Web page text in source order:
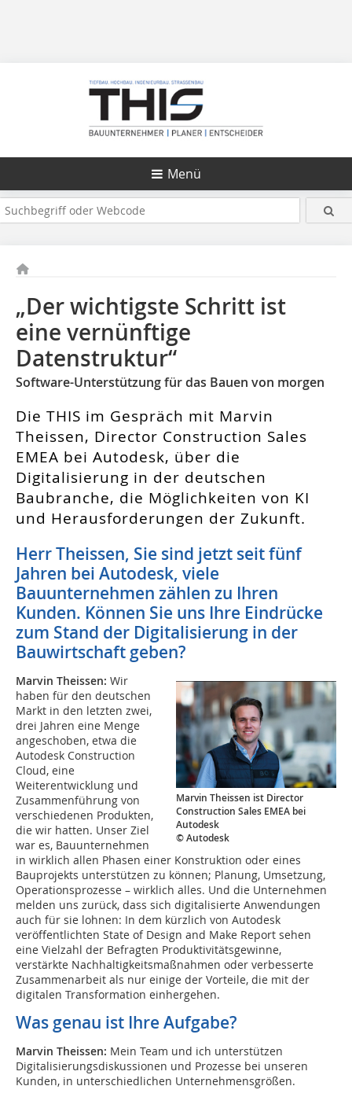
Menü
„Der wichtigste Schritt ist
eine vernünftige
Datenstruktur“
Software-Unterstützung für das Bauen von morgen
Die THIS im Gespräch mit Marvin
Theissen, Director Construction Sales
EMEA bei Autodesk, über die
Digitalisierung in der deutschen
Baubranche, die Möglichkeiten von KI
und Herausforderungen der Zukunft.
Herr Theissen, Sie sind jetzt seit fünf
Jahren bei Autodesk, viele
Bauunternehmen zählen zu Ihren
Kunden. Können Sie uns Ihre Eindrücke
zum Stand der Digitalisierung in der
Bauwirtschaft geben?
Marvin Theissen ist Director
Construction Sales EMEA bei
Autodesk
© Autodesk
Marvin Theissen: Wir
haben für den deutschen
Markt in den letzten zwei,
drei Jahren eine Menge
angeschoben, etwa die
Autodesk Construction
Cloud, eine
Weiterentwicklung und
Zusammenführung von
verschiedenen Produkten,
die wir hatten. Unser Ziel
war es, Bauunternehmen
in wirklich allen Phasen einer Konstruktion oder eines
Bauprojekts unterstützen zu können; Planung, Umsetzung,
Operationsprozesse – wirklich alles. Und die Unternehmen
melden uns zurück, dass sich digitalisierte Anwendungen
auch für sie lohnen: In dem kürzlich von Autodesk
veröffentlichten State of Design and Make Report sehen
eine Vielzahl der Befragten Produktivitätsgewinne,
verstärkte Nachhaltigkeitsmaßnahmen oder verbesserte
Zusammenarbeit als nur einige der Vorteile, die mit der
digitalen Transformation einhergehen.
Was genau ist Ihre Aufgabe?
Marvin Theissen: Mein Team und ich unterstützen
Digitalisierungsdiskussionen und Prozesse bei unseren
Kunden, in unterschiedlichen Unternehmensgrößen.